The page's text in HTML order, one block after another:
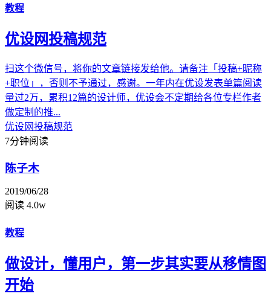
教程
优设网投稿规范
扫这个微信号，将你的文章链接发给他。请备注「投稿+昵称
+职位」，否则不予通过，感谢。一年内在优设发表单篇阅读
量过2万，累积12篇的设计师，优设会不定期给各位专栏作者
做定制的推...
优设网投稿规范
7分钟阅读
陈子木
2019/06/28
阅读 4.0w
教程
做设计，懂用户，第一步其实要从移情图
开始